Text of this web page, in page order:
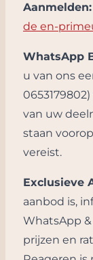
Aanmelden:
de en-
WhatsApp
u van ons
van uw
staan
vereist.
Exclusieve
aanbod is,
WhatsApp
prijzen en